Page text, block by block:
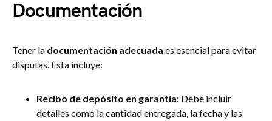
Documentación
Tener la documentación adecuada es esencial para evitar
disputas. Esta incluye:
Recibo de depósito en garantía: Debe incluir
detalles como la cantidad entregada, la fecha y las